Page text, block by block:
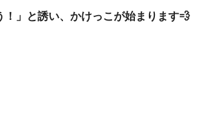
」と誘い、かけっこが始まります💨